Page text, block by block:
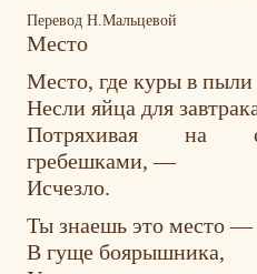
Перевод Н.Мальцевой
Место
Место, где куры в пыли
Несли яйца для
Потряхивая на
гребешками, —
Исчезло.
Ты знаешь это место —
В гуще боярышника,